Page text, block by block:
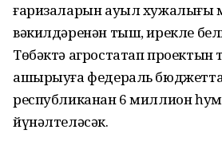
ғаризаларын ауыл хужалығы
вәкилдәренән тыш, ирекле
Төбәктә агростатап
ашырыуға федераль
республиканан 6 миллион
йүнәлтеләсәк.